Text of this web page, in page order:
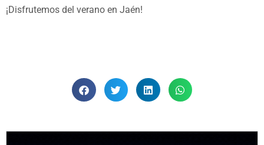
¡Disfrutemos del verano en Jaén!